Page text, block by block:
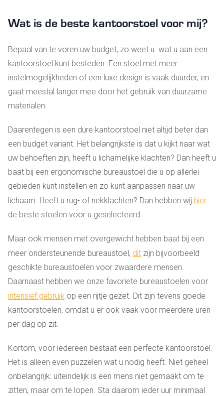
Wat is de beste kantoorstoel voor mij?
Bepaal van te voren uw budget, zo weet u wat u aan een
kantoorstoel kunt besteden. Een stoel met meer
instelmogelijkheden of een luxe design is vaak duurder, en
gaat meestal langer mee door het gebruik van duurzame
materialen.
Daarentegen is een dure kantoorstoel niet altijd beter dan
een budget variant. Het belangrijkste is dat u kijkt naar wat
uw behoeften zijn, heeft u lichamelijke klachten? Dan heeft u
baat bij een ergonomische bureaustoel die u op allerlei
gebieden kunt instellen en zo kunt aanpassen naar uw
lichaam. Heeft u rug- of nekklachten? Dan hebben wij hier
de beste stoelen voor u geselecteerd.
Maar ook mensen met overgewicht hebben baat bij een
meer ondersteunende bureaustoel, dit zijn bijvoorbeeld
geschikte bureaustoelen voor zwaardere mensen.
Daarnaast hebben we onze favoriete bureaustoelen voor
intensief gebruik op een rijtje gezet. Dit zijn tevens goede
kantoorstoelen, omdat u er ook vaak voor meerdere uren
per dag op zit.
Kortom, voor iedereen bestaat een perfecte kantoorstoel.
Het is alleen even puzzelen wat u nodig heeft. Niet geheel
onbelangrijk: uiteindelijk is een mens niet gemaakt om te
zitten, maar om te lopen. Sta daarom ieder uur minimaal